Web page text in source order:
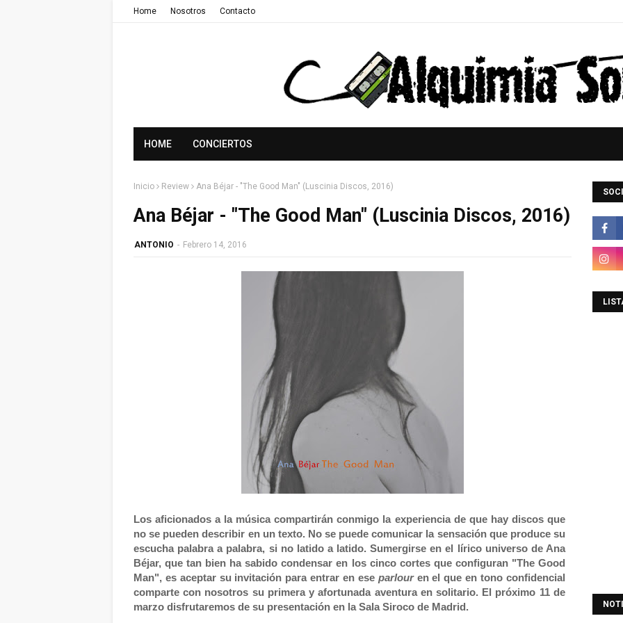
Home Nosotros Contacto
HOME CONCIERTOS
Inicio Review Ana Béjar - "The Good Man" (Luscinia Discos, 2016)
Ana Béjar - "The Good Man" (Luscinia Discos, 2016)
ANTONIO - Febrero 14, 2016
Los aficionados a la música compartirán conmigo la experiencia de que hay discos que
no se pueden describir en un texto. No se puede comunicar la sensación que produce su
escucha palabra a palabra, si no latido a latido. Sumergirse en el lírico universo de Ana
Béjar, que tan bien ha sabido condensar en los cinco cortes que configuran "The Good
Man", es aceptar su invitación para entrar en ese parlour en el que en tono confidencial
comparte con nosotros su primera y afortunada aventura en solitario. El próximo 11 de
marzo disfrutaremos de su presentación en la Sala Siroco de Madrid.